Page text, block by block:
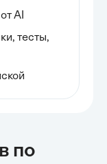
AI
тесты,
по